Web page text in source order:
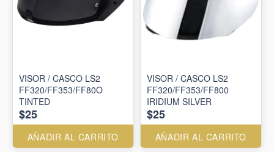
VISOR / CASCO LS2
FF320/FF353/FF80O
TINTED
$25
AÑADIR AL CARRITO
VISOR / CASCO LS2
FF320/FF353/FF800
IRIDIUM SILVER
$25
AÑADIR AL CARRITO